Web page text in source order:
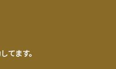
てます。